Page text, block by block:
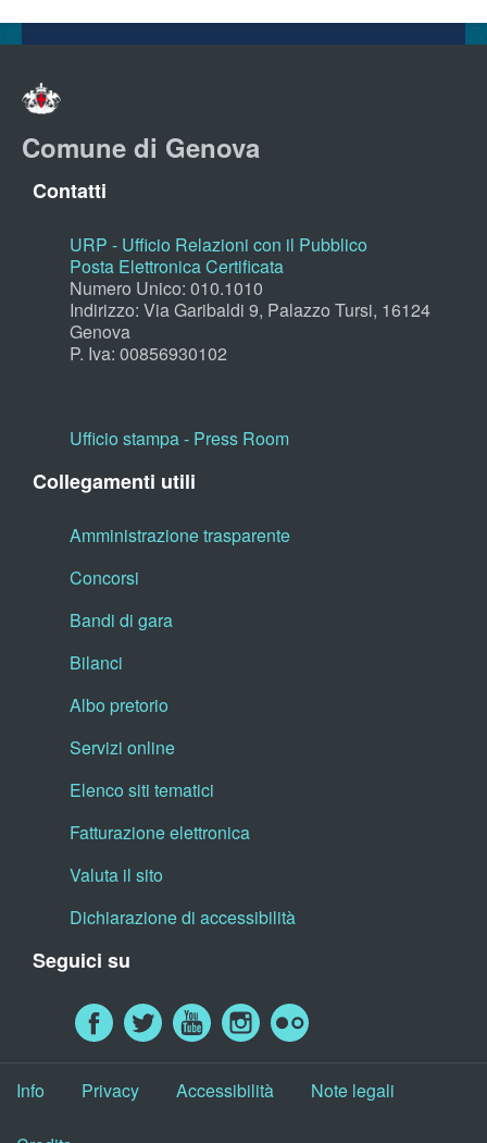
Comune di Genova
Contatti
URP - Ufficio Relazioni con il Pubblico
Posta Elettronica Certificata
Numero Unico: 010.1010
Indirizzo: Via Garibaldi 9, Palazzo Tursi, 16124
Genova
P. Iva: 00856930102
Ufficio stampa - Press Room
Collegamenti utili
Amministrazione trasparente
Concorsi
Bandi di gara
Bilanci
Albo pretorio
Servizi online
Elenco siti tematici
Fatturazione elettronica
Valuta il sito
Dichiarazione di accessibilità
Seguici su
Info Privacy Accessibilità Note legali